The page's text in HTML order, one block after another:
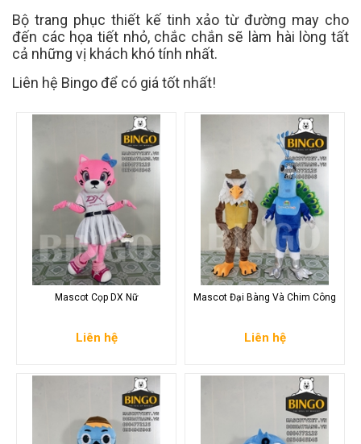
Bộ trang phục thiết kế tinh xảo từ đường may cho
đến các họa tiết nhỏ, chắc chắn sẽ làm hài lòng tất
cả những vị khách khó tính nhất.
Liên hệ Bingo để có giá tốt nhất!
Mascot Cọp DX Nữ
Liên hệ
Mascot Đại Bàng Và Chim Công
Liên hệ